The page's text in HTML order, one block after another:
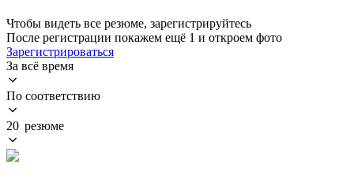
Чтобы видеть все резюме, зарегистрируйтесь
После регистрации покажем ещё 1 и откроем фото
Зарегистрироваться
За всё время
По соответствию
20 резюме